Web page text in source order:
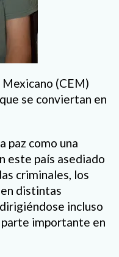
(CEM)
se conviertan en
paz como una
este país asediado
criminales, los
distintas
incluso
importante en